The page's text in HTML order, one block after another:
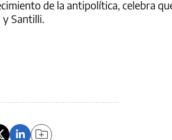
de la antipolítica, celebra
Santilli.